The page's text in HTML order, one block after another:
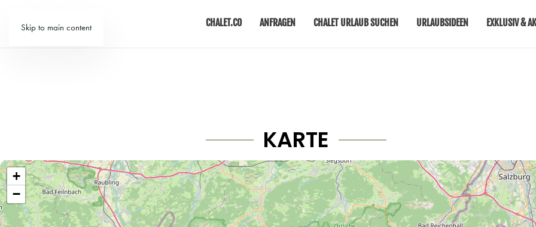
Skip to main content CHALET.CO ANFRAGEN CHALET URLAUB SUCHEN URLAUBSIDEEN EXKLUSIV &
KARTE
+
−